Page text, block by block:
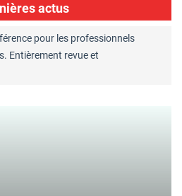
actus
pour les professionnels
Entièrement revue et